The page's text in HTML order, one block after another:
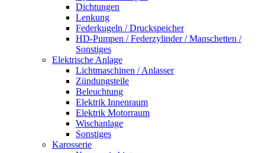
Dichtungen
Lenkung
Federkugeln / Druckspeicher
HD-Pumpen / Federzylinder / Manschetten /
Sonstiges
Elektrische Anlage
Lichtmaschinen / Anlasser
Zündungsteile
Beleuchtung
Elektrik Innenraum
Elektrik Motorraum
Wischanlage
Sonstiges
Karosserie